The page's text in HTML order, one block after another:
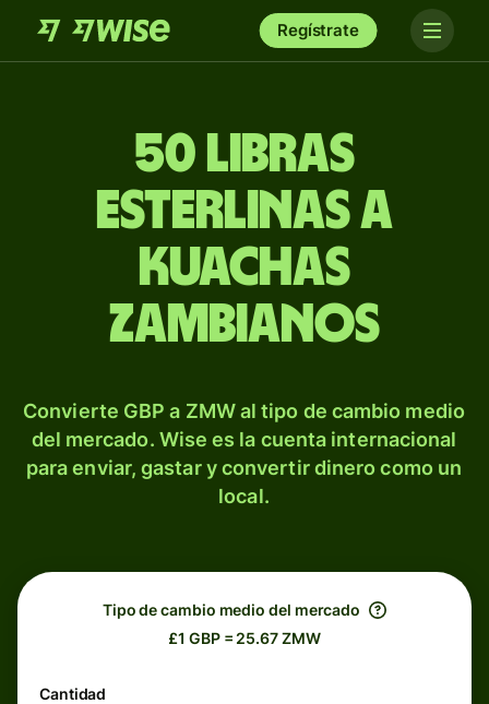
Regístrate
50 libras
esterlinas a
kuachas
zambianos
Convierte GBP a ZMW al tipo de cambio medio
del mercado. Wise es la cuenta internacional
para enviar, gastar y convertir dinero como un
local.
Tipo de cambio medio del mercado
£1 GBP = 25.67 ZMW
Cantidad